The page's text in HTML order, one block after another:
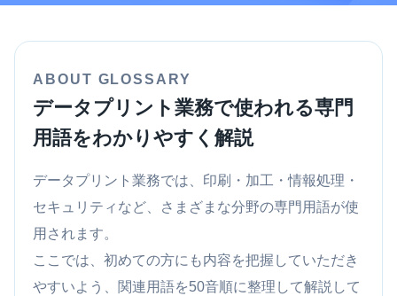
ABOUT GLOSSARY
データプリント業務で使われる専門
用語をわかりやすく解説
データプリント業務では、印刷・加工・情報処理・
セキュリティなど、さまざまな分野の専門用語が使
用されます。
ここでは、初めての方にも内容を把握していただき
やすいよう、関連用語を50音順に整理して解説して